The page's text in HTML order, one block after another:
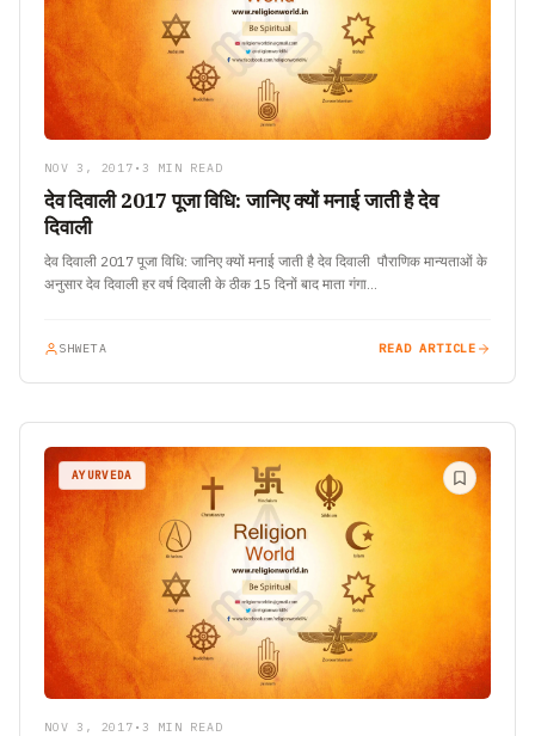
NOV 3, 2017 • 3 MIN READ
देव दिवाली 2017 पूजा विधि: जानिए क्यों मनाई जाती है देव
दिवाली
देव दिवाली 2017 पूजा विधि: जानिए क्यों मनाई जाती है देव दिवाली पौराणिक मान्यताओं के
अनुसार देव दिवाली हर वर्ष दिवाली के ठीक 15 दिनों बाद माता गंगा…
SHWETA READ ARTICLE
AYURVEDA
NOV 3, 2017 • 3 MIN READ